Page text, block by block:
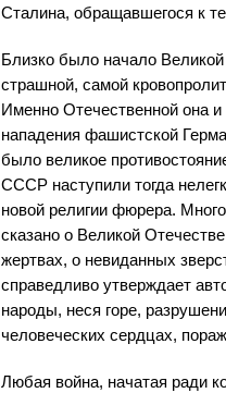
Сталина, обращавшегося к
Близко было начало
страшной, самой
Именно Отечественной она
нападения фашистской
было великое
СССР наступили тогда
новой религии фюрера.
сказано о Великой
жертвах, о невиданных
справедливо утверждает
народы, неся горе,
человеческих сердцах,
Любая война, начатая ради